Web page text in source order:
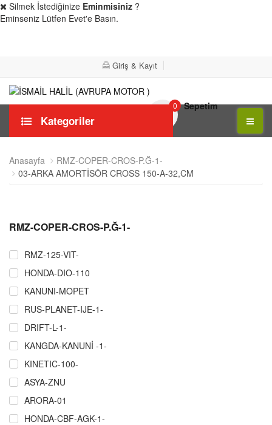
Silmek İstediğinize Eminmisiniz ?
Eminseniz Lütfen Evet'e Basın.
Giriş & Kayıt
0 Sepetim
Kategoriler
Anasayfa
RMZ-COPER-CROS-P.Ğ-1-
03-ARKA AMORTİSÖR CROSS 150-A-32,CM
RMZ-COPER-CROS-P.Ğ-1-
RMZ-125-VIT-
HONDA-DIO-110
KANUNI-MOPET
RUS-PLANET-IJE-1-
DRIFT-L-1-
KANGDA-KANUNİ -1-
KINETIC-100-
ASYA-ZNU
ARORA-01
HONDA-CBF-AGK-1-